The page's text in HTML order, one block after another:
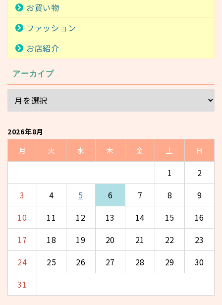
お買い物
ファッション
お店紹介
アーカイブ
2026年8月
月
火 水 木 金 土 日
1
2
3
4 5 6 7 8
9
10
11 12 13 14 15
16
17
18 19 20 21 22
23
24
25 26 27 28 29
30
31